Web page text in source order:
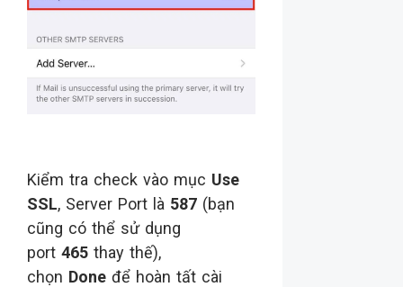
Kiểm tra check vào mục Use
SSL, Server Port là 587 (bạn
cũng có thể sử dụng
port 465 thay thế),
chọn Done để hoàn tất cài